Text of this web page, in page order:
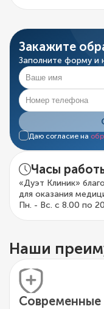
Закажите
Заполните форму и
Даю согласие на
Часы
«Дуэт Клиник»
для оказания
Пн. - Вс. с 8.00 по
Наши
Современные